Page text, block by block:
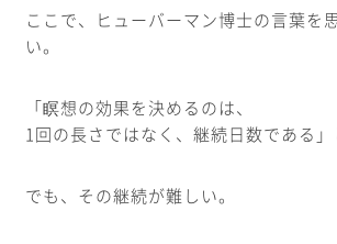
ここで、ヒューバーマン博士の言葉を
い。
「瞑想の効果を決めるのは、
1回の長さではなく、継続日数である」
でも、その継続が難しい。